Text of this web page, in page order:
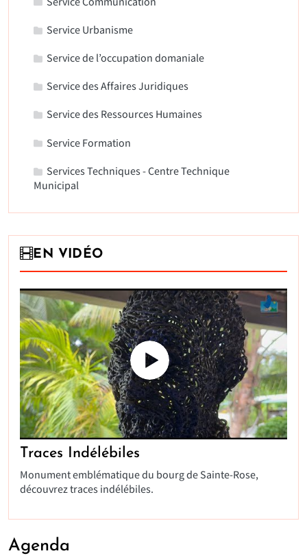
Service Urbanisme
Service de l’occupation domaniale
Service des Affaires Juridiques
Service des Ressources Humaines
Service Formation
Services Techniques - Centre Technique
Municipal
EN VIDÉO
Traces Indélébiles
Monument emblématique du bourg de Sainte-Rose,
découvrez traces indélébiles.
Agenda